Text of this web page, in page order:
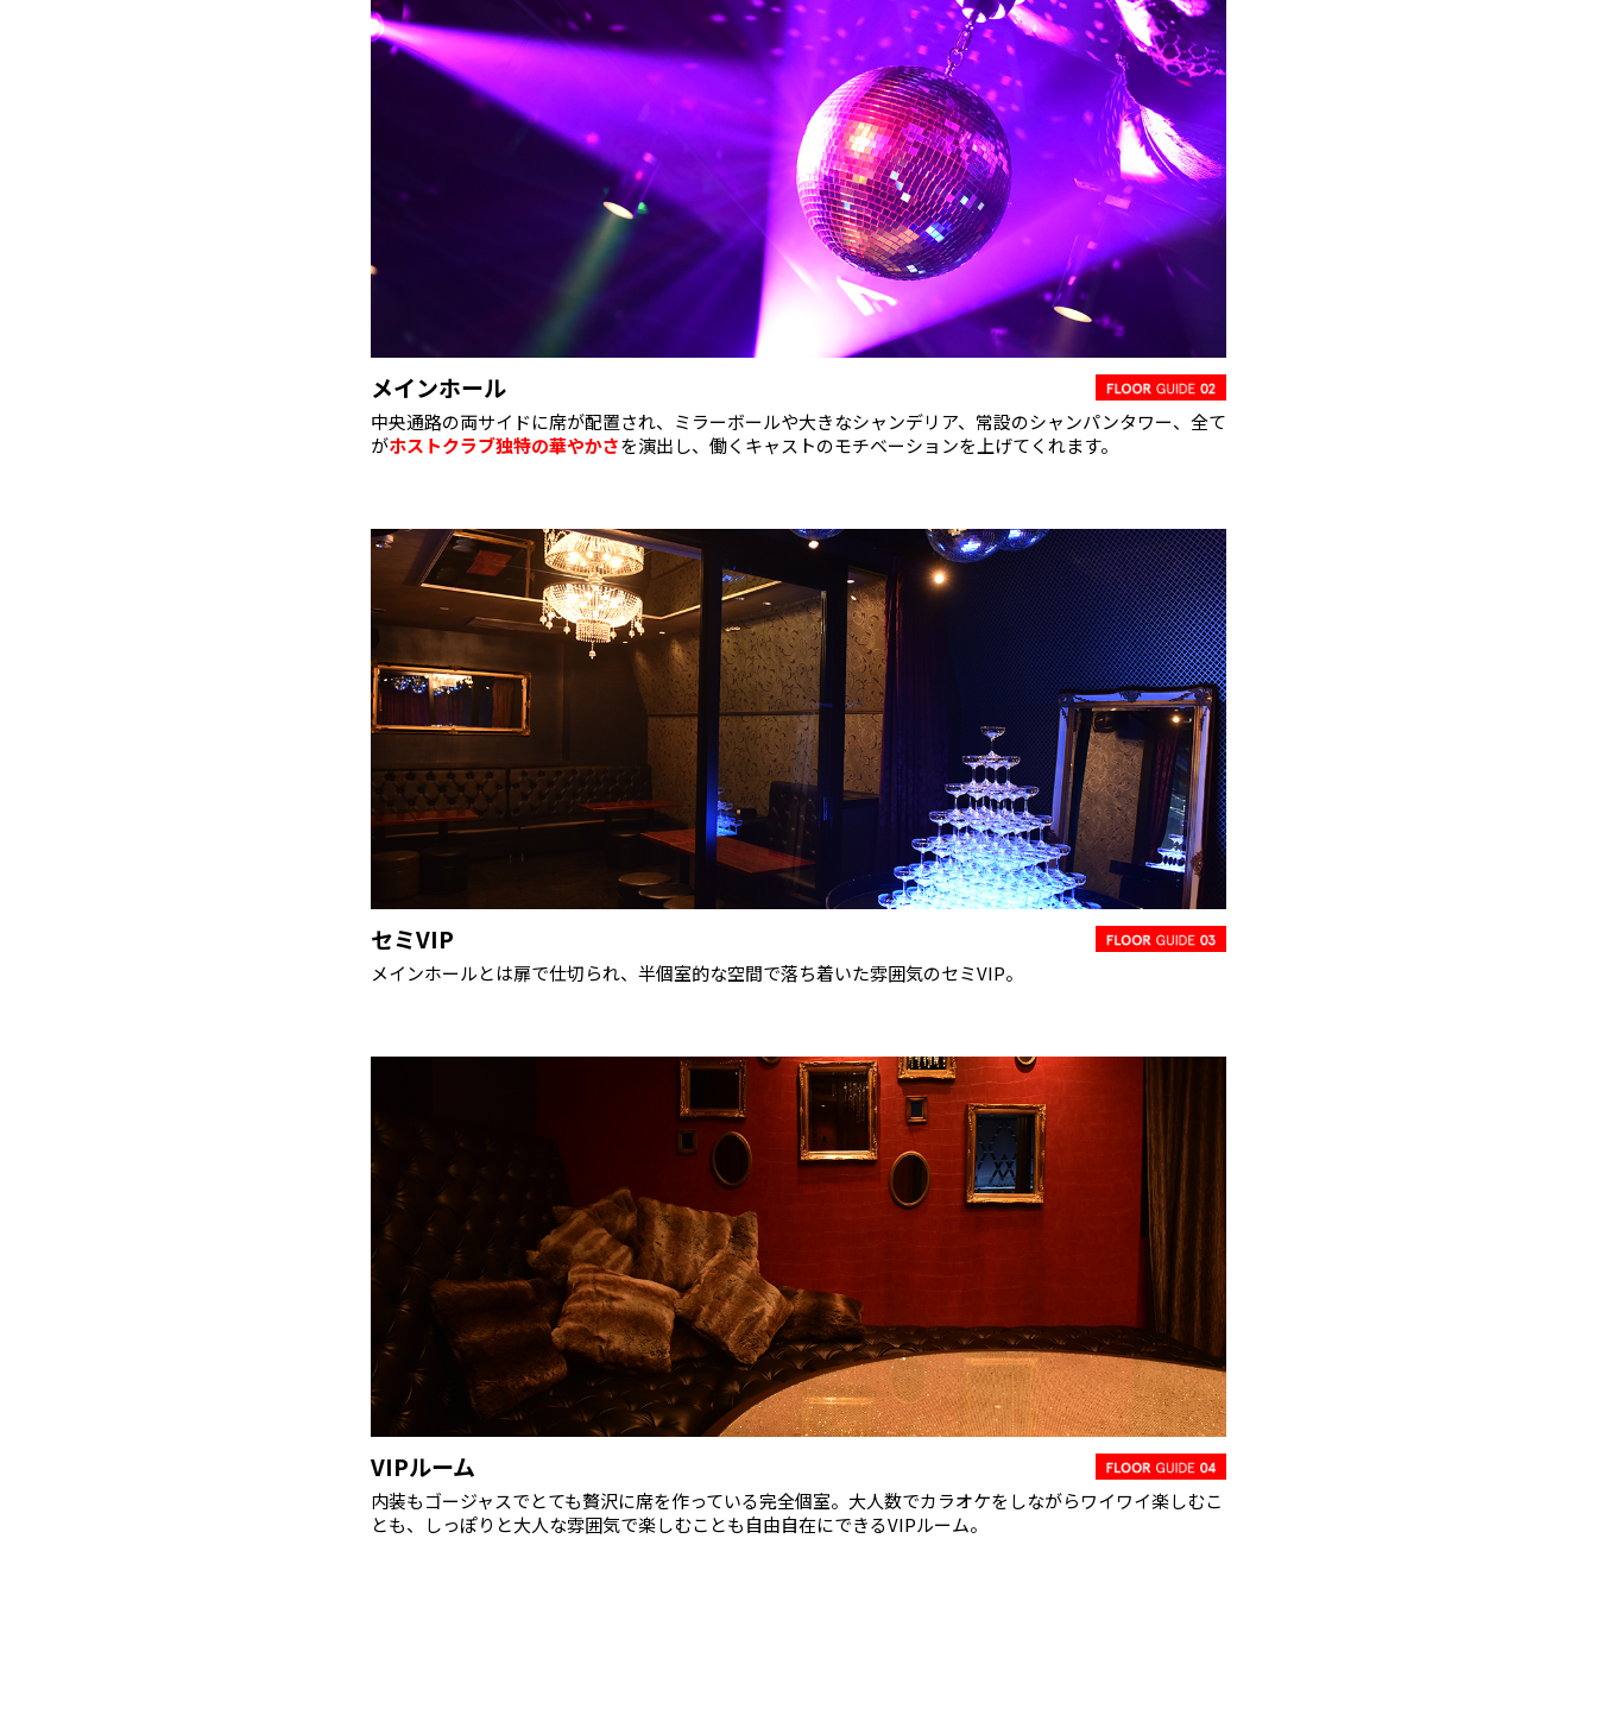
メインホール
中央通路の両サイドに席が配置され、ミラーボールや大きなシャンデリア、常設のシャンパンタワー、全て
がホストクラブ独特の華やかさを演出し、働くキャストのモチベーションを上げてくれます。
セミVIP
メインホールとは扉で仕切られ、半個室的な空間で落ち着いた雰囲気のセミVIP。
VIPルーム
内装もゴージャスでとても贅沢に席を作っている完全個室。大人数でカラオケをしながらワイワイ楽しむこ
とも、しっぽりと大人な雰囲気で楽しむことも自由自在にできるVIPルーム。